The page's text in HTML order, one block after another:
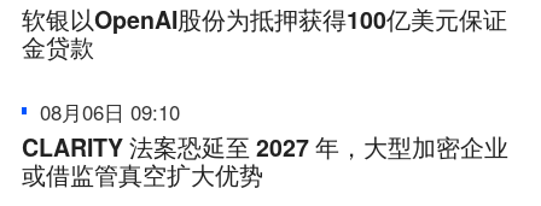
软银以OpenAI股份为抵押获得100亿美元保证
金贷款
08月06日 09:10
CLARITY 法案恐延至 2027 年，大型加密企业
或借监管真空扩大优势